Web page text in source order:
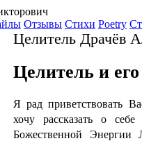
Отзывы Стихи Poetry
Целитель Драчёв
Целитель и
Я рад приветствовать
хочу рассказать о
Божественной Энергии